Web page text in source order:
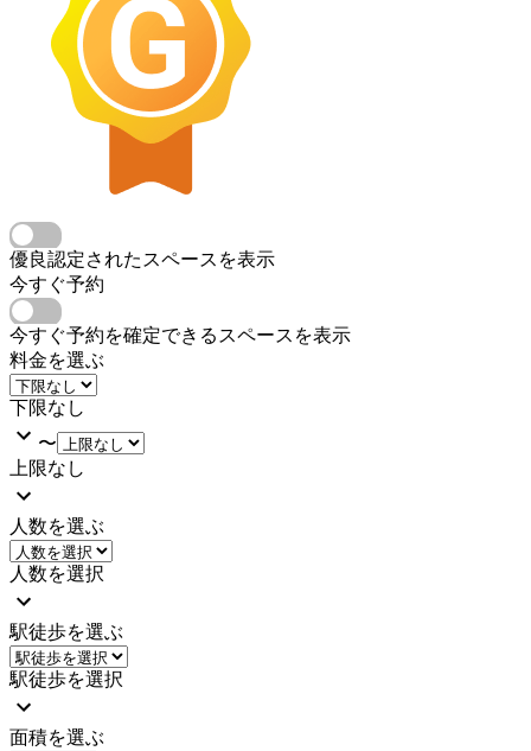
優良認定されたスペースを表示
今すぐ予約
今すぐ予約を確定できるスペースを表示
料金を選ぶ
下限なし
〜
上限なし
人数を選ぶ
人数を選択
駅徒歩を選ぶ
駅徒歩を選択
面積を選ぶ